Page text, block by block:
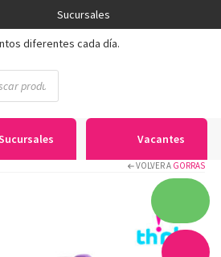
Sucursales
diferentes cada día.
Vacantes
VOLVER A GORRAS